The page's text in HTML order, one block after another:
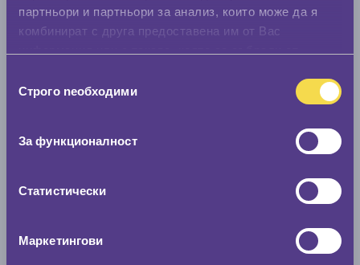
партньори и партньори за анализ, които може да я
комбинират с друга предоставена им от Вас
наСтрого nеобходими
За функционалност
Статистически
Маркетингови